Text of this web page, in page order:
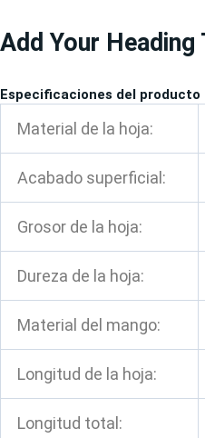
al
Add Your Heading
Especificaciones del producto
Material de la hoja:
Acabado superficial:
Grosor de la hoja:
Dureza de la hoja:
Material del mango:
Longitud de la hoja:
Longitud total: